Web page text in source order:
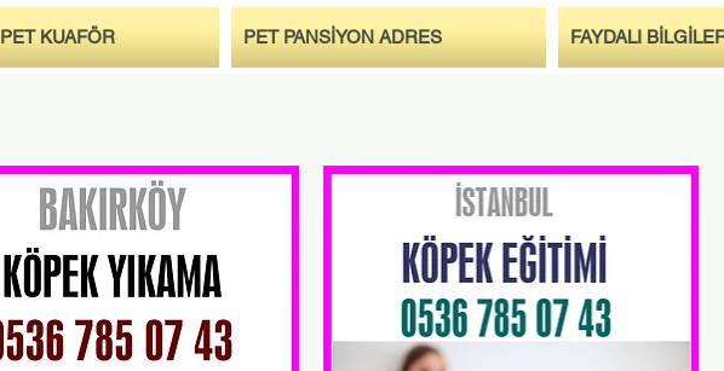
PET KUAFÖR PET PANSİYON ADRES FAYDALI